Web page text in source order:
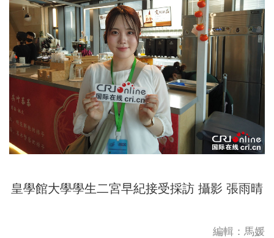
皇學館大學學生二宮早紀接受採訪 攝影 張雨晴
編輯：馬媛